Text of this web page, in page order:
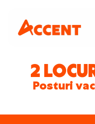
2
Posturi